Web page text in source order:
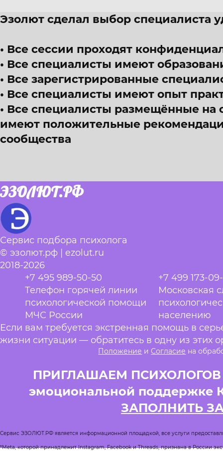
Эзолют сделал выбор специалиста
Все сессии проходят
Все специалисты имеют
Все зарегистрированные
Все специалисты имеют опыт
Все специалисты размещённые на
имеют положительные
сообщества
ЭЗОЛЮТ.РФ
Сервис подбора психолога
© эзолют.рф | ezolut.ru
2018-2026
+7 495 989-50-50
Телефон горячей линии
психологической помощи
МЧС России
+7 499 173-
Московская
населению
Если вам требуется экстренная помощь в
жизни ситуации — обратитесь в одну из этих
Положение и Согласие на
ПРИГЛАШАЕМ ПСИХОЛОГОВ
эмоциональной поддержке
ЗАПОЛНИТЬ
Сервис ЭЗОЛЮТ.РФ является информационной площадкой, все услуги
*Meta, которой принадлежит Instagram, Facebook и Threads, признана в России